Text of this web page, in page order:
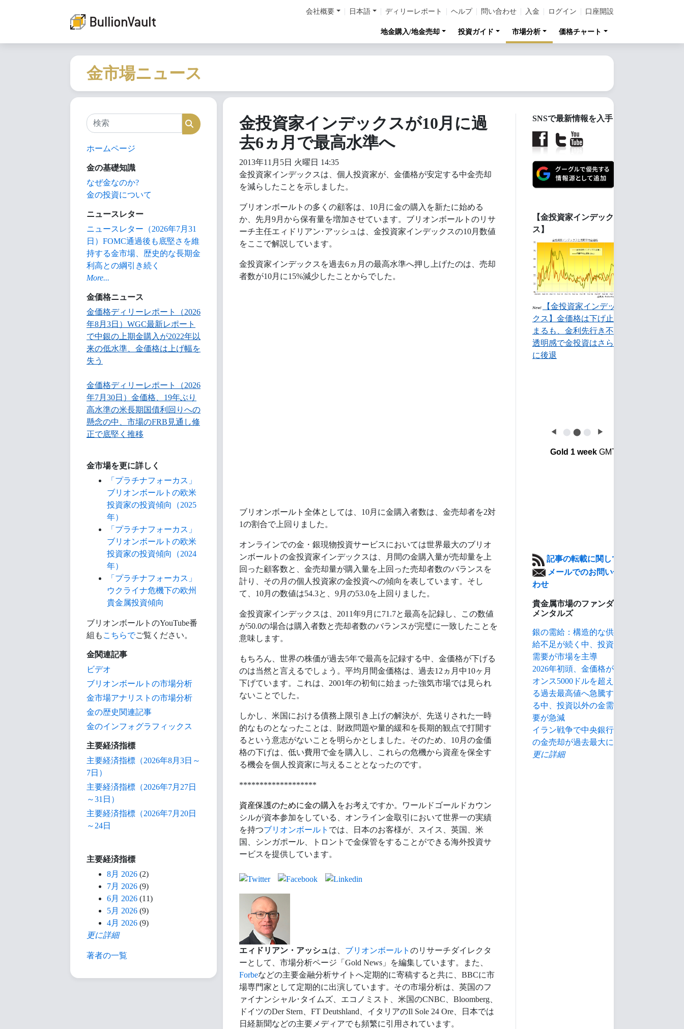
会社概要 日本語 ディリーレポート ヘルプ 問い合わせ 入金 ログイン 口座開設
地金購入/地金売却 投資ガイド 市場分析 価格チャート
金市場ニュース
検索 検索
ホームページ
金の基礎知識
なぜ金なのか?
金の投資について
ニュースレター
ニュースレター（2026年7月31
日）FOMC通過後も底堅さを維
持する金市場、歴史的な長期金
利高との綱引き続く
More...
金価格ニュース
金価格ディリーレポート（2026
年8月3日）WGC最新レポート
で中銀の上期金購入が2022年以
来の低水準、金価格は上げ幅を
失う
金価格ディリーレポート（2026
年7月30日）金価格、19年ぶり
高水準の米長期国債利回りへの
懸念の中、市場のFRB見通し修
正で底堅く推移
金市場を更に詳しく
「プラチナフォーカス」
ブリオンボールトの欧米
投資家の投資傾向（2025
年）
「プラチナフォーカス」
ブリオンボールトの欧米
投資家の投資傾向（2024
年）
「プラチナフォーカス」
ウクライナ危機下の欧州
貴金属投資傾向
ブリオンボールトのYouTube番
組も こちらでご覧ください。
金関連記事
ビデオ
ブリオンボールトの市場分析
金市場アナリストの市場分析
金の歴史関連記事
金のインフォグラフィックス
主要経済指標
主要経済指標（2026年8月3日～
7日）
主要経済指標（2026年7月27日
～31日）
主要経済指標（2026年7月20日
～24日
主要経済指標
8月 2026 (2)
7月 2026 (9)
6月 2026 (11)
5月 2026 (9)
4月 2026 (9)
更に詳細
著者の一覧
金投資家インデックスが10月に過
去6ヵ月で最高水準へ
2013年11月5日 火曜日 14:35
金投資家インデックスは、個人投資家が、金価格が安定する中金売却
を減らしたことを示しました。
ブリオンボールトの多くの顧客は、10月に金の購入を新たに始める
か、先月9月から保有量を増加させています。ブリオンボールトのリサ
ーチ主任エィドリアン･アッシュは、金投資家インデックスの10月数値
をここで解説しています。
金投資家インデックスを過去6ヵ月の最高水準へ押し上げたのは、売却
者数が10月に15%減少したことからでした。
ブリオンボールト全体としては、10月に金購入者数は、金売却者を2対
1の割合で上回りました。
オンラインでの金・銀現物投資サービスにおいては世界最大のブリオ
ンボールトの金投資家インデックスは、月間の金購入量が売却量を上
回った顧客数と、金売却量が購入量を上回った売却者数のバランスを
計り、その月の個人投資家の金投資への傾向を表しています。そし
て、10月の数値は54.3と、9月の53.0を上回りました。
金投資家インデックスは、2011年9月に71.7と最高を記録し、この数値
が50.0の場合は購入者数と売却者数のバランスが完璧に一致したことを
意味します。
もちろん、世界の株価が過去5年で最高を記録する中、金価格が下げる
のは当然と言えるでしょう。平均月間金価格は、過去12ヵ月中10ヶ月
下げています。これは、2001年の初旬に始まった強気市場では見られ
ないことでした。
しかし、米国における債務上限引き上げの解決が、先送りされた一時
的なものとなったことは、財政問題や量的緩和を長期的観点で打開す
るという意志がないことを明らかとしました。そのため、10月の金価
格の下げは、低い費用で金を購入し、これらの危機から資産を保全す
る機会を個人投資家に与えることとなったのです。
*******************
資産保護のために金の購入 をお考えですか。ワールドゴールドカウン
シルが資本参加をしている、オンライン金取引において世界一の実績
を持つブリオンボールト では、日本のお客様が、スイス、英国、米
国、シンガポール、トロントで金保管をすることができる海外投資サ
ービスを提供しています。
エィドリアン・アッシュは、 ブリオンボールト のリサーチダイレクタ
ーとして、市場分析ページ「Gold News」を編集しています。また、
Forbeなどの主要金融分析サイトへ定期的に寄稿すると共に、BBCに市
場専門家として定期的に出演しています。その市場分析は、英国のフ
ァイナンシャル･タイムズ、エコノミスト、米国のCNBC、Bloomberg、
ドイツのDer Stern、FT Deutshland、イタリアのIl Sole 24 Ore、日本では
日経新聞などの主要メディアでも頻繁に引用されています。
SNSで最新情報を入手
【金投資家インデック
ス】
New!
【金投資家インデッ
クス】金価格は下げ止
まるも、金利先行き不
透明感で金投資はさら
に後退
◀ ⬤ ⬤ ⬤ ▶
Gold 1 weekGMT
記事の転載に関して
メールでのお問い合
わせ
貴金属市場のファンダ
メンタルズ
銀の需給：構造的な供
給不足が続く中、投資
需要が市場を主導
2026年初頭、金価格が1
オンス5000ドルを超え
る過去最高値へ急騰す
る中、投資以外の金需
要が急減
イラン戦争で中央銀行
の金売却が過去最大に
更に詳細